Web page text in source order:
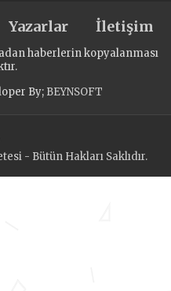
Yazarlar İletişim
haberlerin kopyalanması
By; BEYNSOFT
- Bütün Hakları Saklıdır.